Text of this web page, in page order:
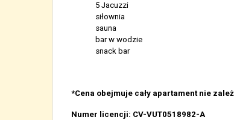
5 Jacuzzi
siłownia
sauna
bar w wodzie
snack bar
*Cena obejmuje cały apartament nie
Numer licencji: CV-VUT0518982-A